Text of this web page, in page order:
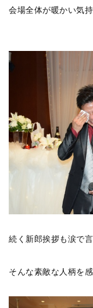
会場全体が暖かい気
続く新郎挨拶も涙で
そんな素敵な人柄を